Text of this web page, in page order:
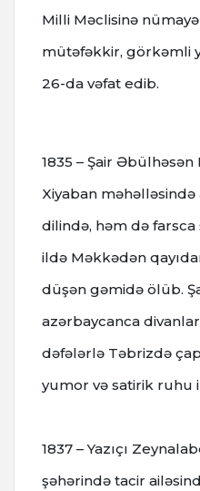
Milli Məclisinə
mütəfəkkir, görkəmli
26-da vəfat edib.
1835 – Şair
Xiyaban
dilində, həm də farsca
ildə Məkkədən
düşən gəmidə ölüb.
azərbaycanca
dəfələrlə Təbrizdə çap
yumor və satirik ruhu
1837 – Yazıçı
şəhərində tacir